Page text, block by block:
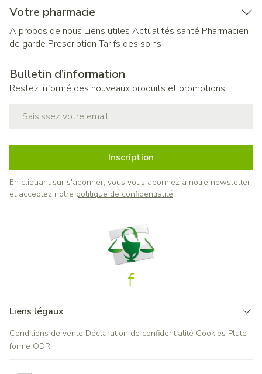
Votre pharmacie
A propos de nous Liens utiles Actualités santé Pharmacien
de garde Prescription Tarifs des soins
Bulletin d’information
Restez informé des nouveaux produits et promotions
Inscription
En cliquant sur s'abonner, vous vous abonnez à notre newsletter
et acceptez notre politique de confidentialité.
Liens légaux
Conditions de vente Déclaration de confidentialité Cookies Plate-
forme ODR